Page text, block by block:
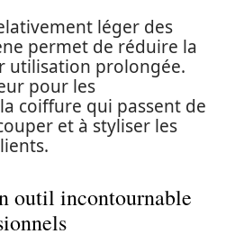
léger des
permet de réduire la
utilisation prolongée.
pour les
coiffure qui passent de
et à styliser les
outil incontournable